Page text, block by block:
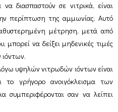
να διασπαστούν σε νιτρικά, είναι
περίπτωση της αμμωνίας. Αυτό
μέτρηση, μετά από
να δείξει μηδενικές τιμές
υψηλών νιτρωδών ιόντων είναι
γρήγορο ανοιγόκλεισμα των
συμπεριφέρονται σαν να λείπει